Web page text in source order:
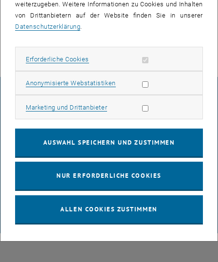
Stammtisch 04.08.
ANDERE tba, 1060 Wien
© TU Wien# 65814
IMPRESSUM
BARRIEREFREIHEITSERKLÄRUNG
DATENSCHUTZERKLÄRUNG (PDF)
COOKIEEINSTELLUNGEN
weiterzugeben. Weitere Informationen zu Cookies und Inhalten
von Drittanbietern auf der Website finden Sie in unserer
Datenschutzerklärung.
Erforderliche Cookies Erforderliche Cookies zulassen
Anonymisierte WebstatistikenStatistik Cookies zulassen
Marketing und DrittanbieterMarketing Cookies zulassen
AUSWAHL SPEICHERN UND ZUSTIMMEN
NUR ERFORDERLICHE COOKIES
ALLEN COOKIES ZUSTIMMEN